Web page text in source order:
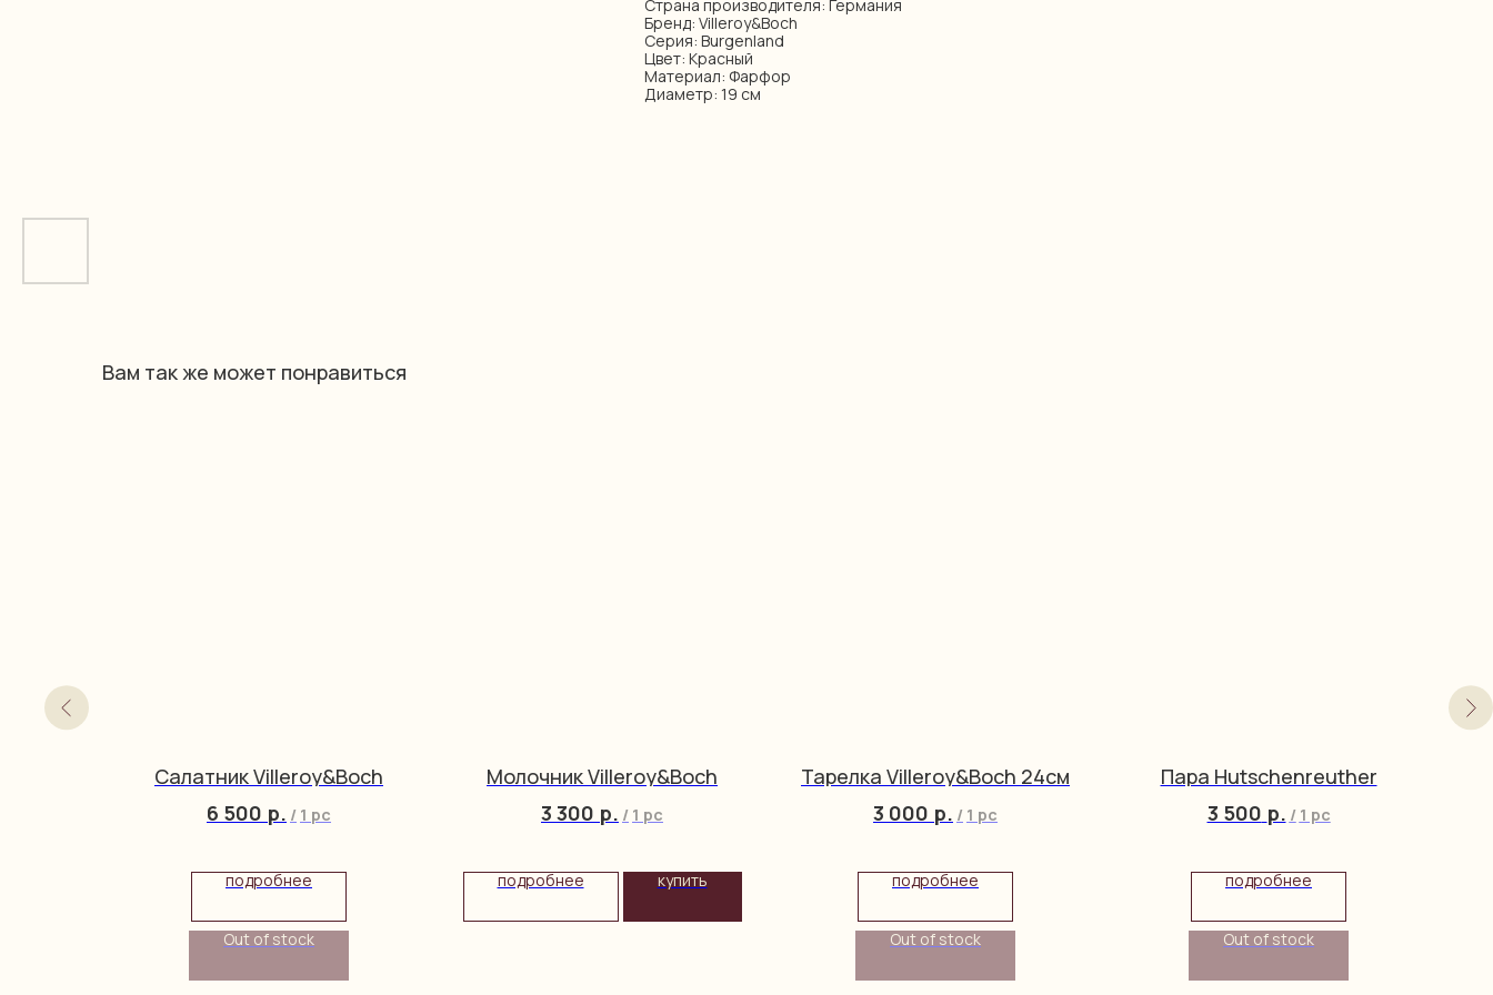
Страна производителя: Германия
Бренд: Villeroy&Boch
Серия: Burgenland
Цвет: Красный
Материал: Фарфор
Диаметр: 19 см
Вам так же может понравиться
Салатник Villeroy&Boch
6 500 р. / 1 pc
подробнее
Out of stock
Молочник Villeroy&Boch
3 300 р. / 1 pc
подробнее купить
Тарелка Villeroy&Boch 24см
3 000 р. / 1 pc
подробнее
Out of stock
Пара Hutschenreuther
3 500 р. / 1 pc
подробнее
Out of stock